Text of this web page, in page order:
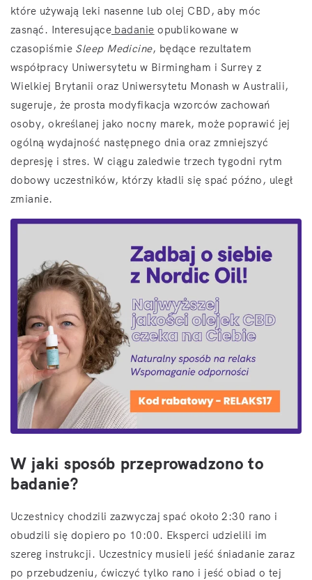
które używają leki nasenne lub olej CBD, aby móc
zasnąć. Interesujące badanie opublikowane w
czasopiśmie Sleep Medicine, będące rezultatem
współpracy Uniwersytetu w Birmingham i Surrey z
Wielkiej Brytanii oraz Uniwersytetu Monash w Australii,
sugeruje, że prosta modyfikacja wzorców zachowań
osoby, określanej jako nocny marek, może poprawić jej
ogólną wydajność następnego dnia oraz zmniejszyć
depresję i stres. W ciągu zaledwie trzech tygodni rytm
dobowy uczestników, którzy kładli się spać późno, uległ
zmianie.
W jaki sposób przeprowadzono to
badanie?
Uczestnicy chodzili zazwyczaj spać około 2:30 rano i
obudzili się dopiero po 10:00. Eksperci udzielili im
szereg instrukcji. Uczestnicy musieli jeść śniadanie zaraz
po przebudzeniu, ćwiczyć tylko rano i jeść obiad o tej